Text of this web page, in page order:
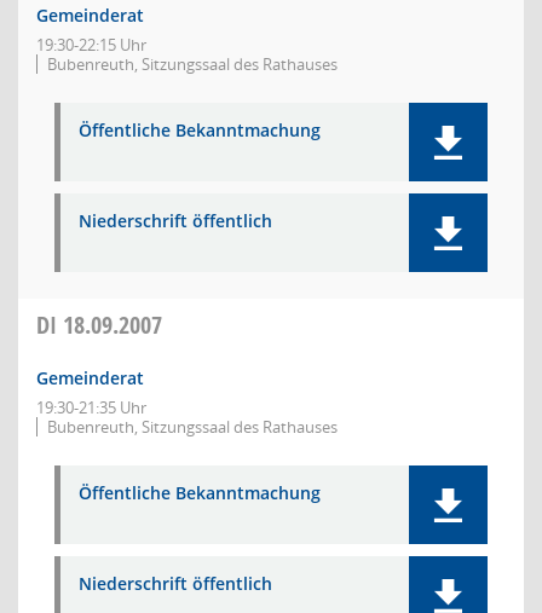
Gemeinderat
19:30-22:15 Uhr
Bubenreuth, Sitzungssaal des Rathauses
Öffentliche Bekanntmachung
Niederschrift öffentlich
DI 18.09.2007
Gemeinderat
19:30-21:35 Uhr
Bubenreuth, Sitzungssaal des Rathauses
Öffentliche Bekanntmachung
Niederschrift öffentlich